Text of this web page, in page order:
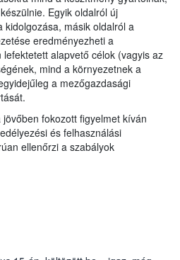
Egyik oldalról új
kidolgozása, másik oldalról a
eredményezheti a
alapvető célok (vagyis az
mind a környezetnek a
a mezőgazdasági
fokozott figyelmet kíván
és felhasználási
ellenőrzi a szabályok